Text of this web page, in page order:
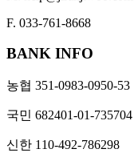
F. 033-761-8668
BANK INFO
농협 351-0983-0950-53
국민 682401-01-735704
신한 110-492-786298